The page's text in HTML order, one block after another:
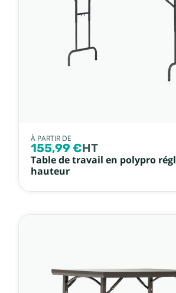
À PARTIR DE
155,99 €HT
Table de travail en polypro
hauteur